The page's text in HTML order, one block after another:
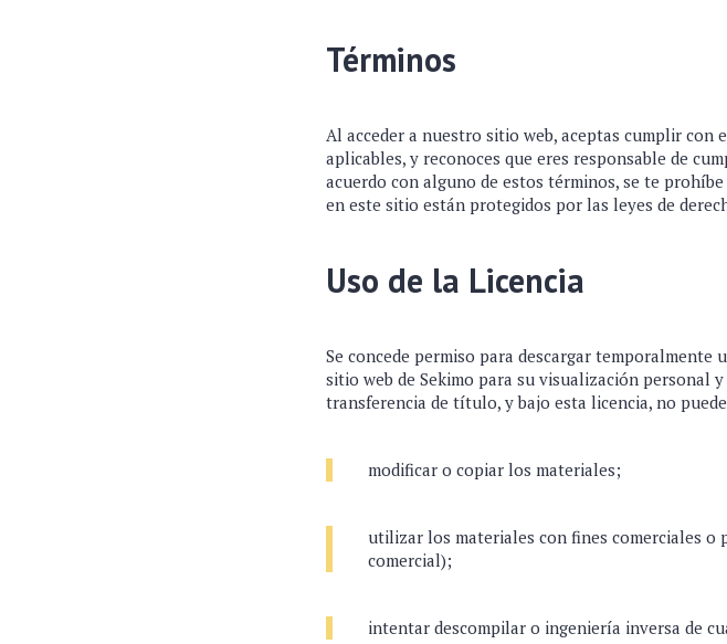
Términos
Al acceder a nuestro sitio web, aceptas cumplir con
aplicables, y reconoces que eres responsable de
acuerdo con alguno de estos términos, se te
en este sitio están protegidos por las leyes de
Uso de la Licencia
Se concede permiso para descargar
sitio web de Sekimo para su visualización personal
transferencia de título, y bajo esta licencia, no
modificar o copiar los materiales;
utilizar los materiales con fines comerciales o
comercial);
intentar descompilar o ingeniería inversa de